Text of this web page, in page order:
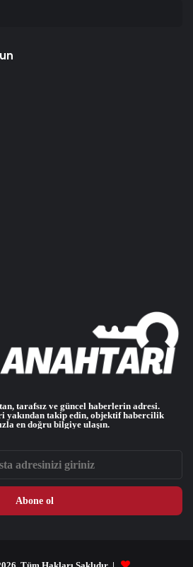
tarafsız ve güncel haberlerin adresi.
yakından takip edin, objektif habercilik
en doğru bilgiye ulaşın.
Tüm Hakları Saklıdır |